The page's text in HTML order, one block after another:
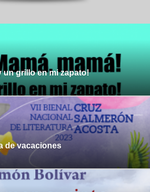
un grillo en mi zapato!
de vacaciones